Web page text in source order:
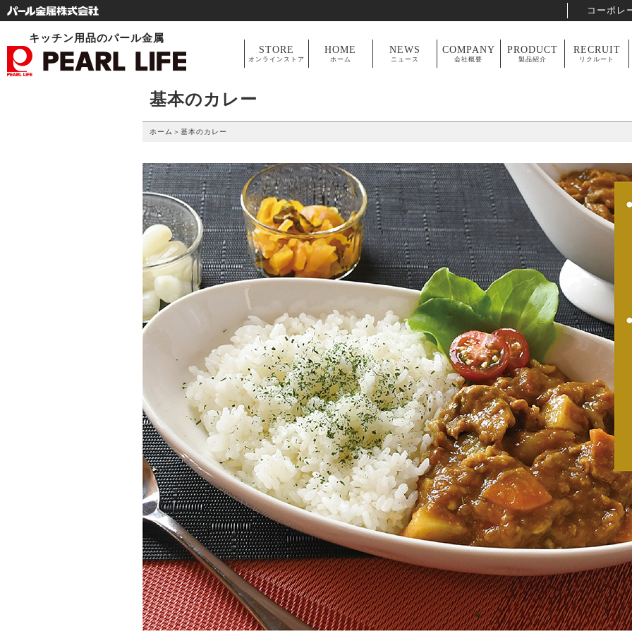
コーポレ
キッチン用品のパール金属
STORE
オンラインストア
HOME
ホーム
NEWS
ニュース
COMPANY
会社概要
PRODUCT
製品紹介
RECRUIT
リクルート
基本のカレー
ホーム ＞ 基本のカレー